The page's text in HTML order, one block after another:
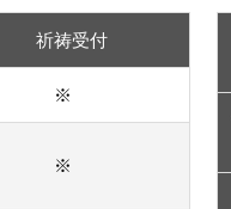
祈祷受付
※
※